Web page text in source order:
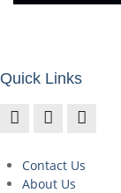
Quick Links
Contact Us
About Us